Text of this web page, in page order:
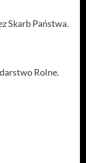
Skarb Państwa.
Rolne.